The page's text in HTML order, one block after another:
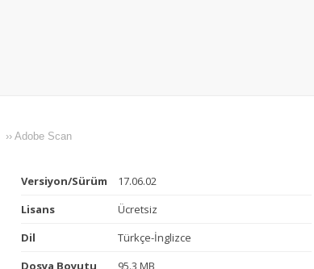
›› Adobe Scan
Versiyon/Sürüm
17.06.02
Lisans
Ücretsiz
Dil
Türkçe-İnglizce
Dosya Boyutu
95.3 MB